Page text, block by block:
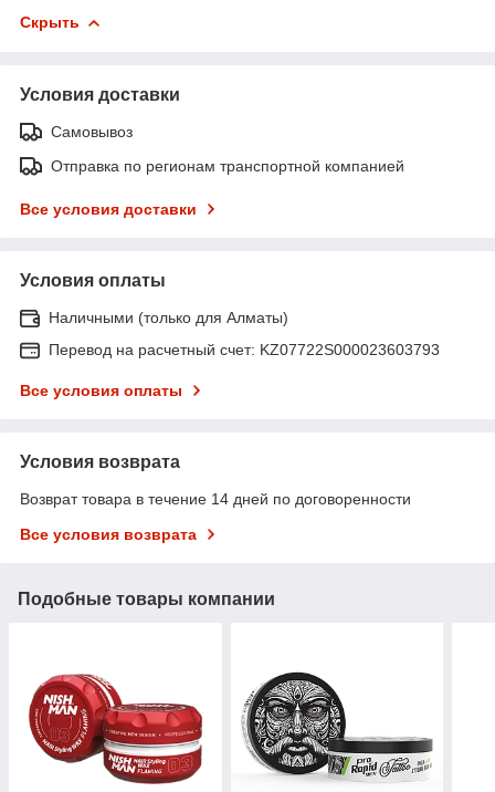
Скрыть
Условия доставки
Самовывоз
Отправка по регионам транспортной компанией
Все условия доставки
Условия оплаты
Наличными (только для Алматы)
Перевод на расчетный счет: KZ07722S000023603793
Все условия оплаты
Условия возврата
Возврат товара в течение 14 дней по договоренности
Все условия возврата
Подобные товары компании